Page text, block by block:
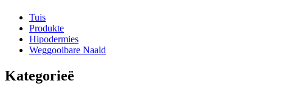
Tuis
Produkte
Hipodermies
Weggooibare Naald
Kategorieë